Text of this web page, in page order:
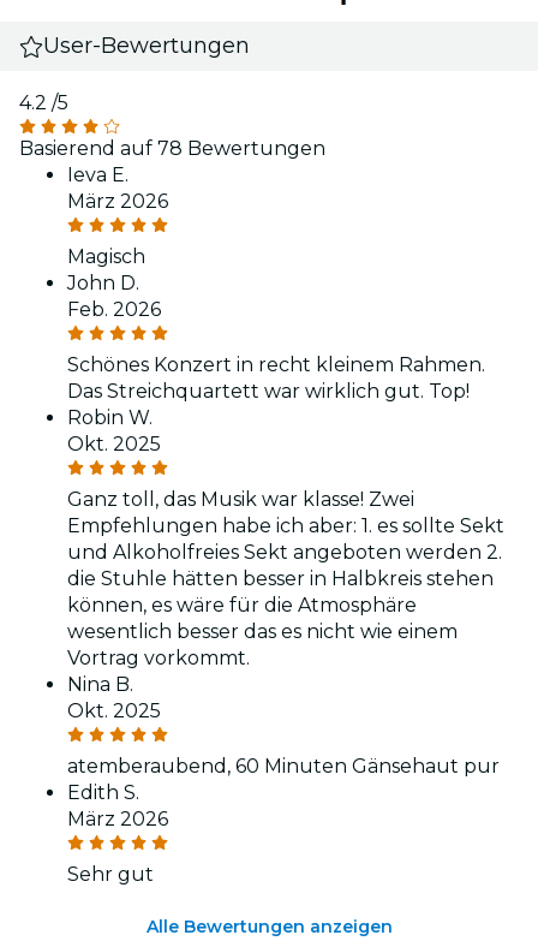
User-Bewertungen
4.2 /5
Basierend auf 78 Bewertungen
Ieva E.
März 2026
Magisch
John D.
Feb. 2026
Schönes Konzert in recht kleinem Rahmen.
Das Streichquartett war wirklich gut. Top!
Robin W.
Okt. 2025
Ganz toll, das Musik war klasse! Zwei
Empfehlungen habe ich aber: 1. es sollte Sekt
und Alkoholfreies Sekt angeboten werden 2.
die Stuhle hätten besser in Halbkreis stehen
können, es wäre für die Atmosphäre
wesentlich besser das es nicht wie einem
Vortrag vorkommt.
Nina B.
Okt. 2025
atemberaubend, 60 Minuten Gänsehaut pur
Edith S.
März 2026
Sehr gut
Alle Bewertungen anzeigen